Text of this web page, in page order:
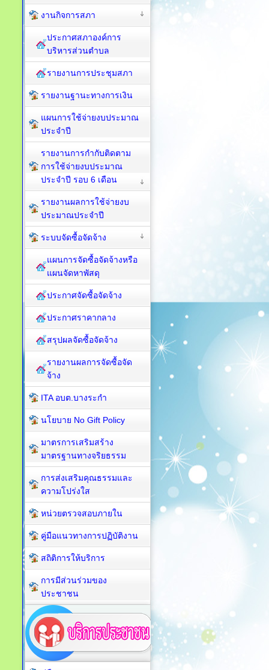
งานกิจการสภา
ประกาศสภาองค์การ
บริหารส่วนตำบล
รายงานการประชุมสภา
รายงานฐานะทางการเงิน
แผนการใช้จ่ายงบประมาณ
ประจำปี
รายงานการกำกับติดตาม
การใช้จ่ายงบประมาณ
ประจำปี รอบ 6 เดือน
รายงานผลการใช้จ่ายงบ
ประมาณประจำปี
ระบบจัดซื้อจัดจ้าง
แผนการจัดซื้อจัดจ้างหรือ
แผนจัดหาพัสดุ
ประกาศจัดซื้อจัดจ้าง
ประกาศราคากลาง
สรุปผลจัดซื้อจัดจ้าง
รายงานผลการจัดซื้อจัด
จ้าง
ITA อบต.บางระกำ
นโยบาย No Gift Policy
มาตรการเสริมสร้าง
มาตรฐานทางจริยธรรม
การส่งเสริมคุณธรรมและ
ความโปร่งใส
หน่วยตรวจสอบภายใน
คู่มือแนวทางการปฏิบัติงาน
สถิติการให้บริการ
การมีส่วนร่วมของ
ประชาชน